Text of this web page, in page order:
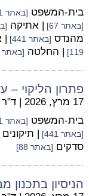
בית-המשפט [באתר 281]
[באתר 67] | אתיקה
מהנדס [באתר 441] |
119]
| החלטה [באתר 11]
פתרון הליקוי –
17 מרץ, 2026 |
בית-המשפט [באתר 281]
[באתר 441] | תיקונים
סדקים [באתר 88]
הניסיון בתכנון